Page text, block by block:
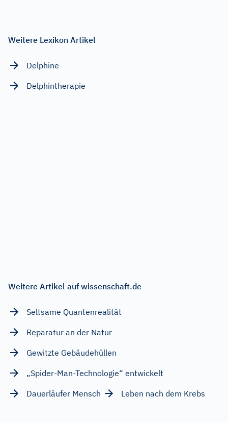
Weitere Lexikon Artikel
Delphine
Delphintherapie
Weitere Artikel auf wissenschaft.de
Seltsame Quantenrealität
Reparatur an der Natur
Gewitzte Gebäudehüllen
„Spider-Man-Technologie“ entwickelt
Dauerläufer Mensch
Leben nach dem Krebs